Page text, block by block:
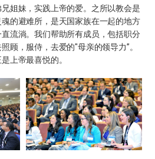
姐妹，实践上帝的爱。之所以教会是
的避难所，是天国家族在一起的地方
流淌。我们帮助所有成员，包括职分
顾，服侍，去爱的"母亲的领导力”。
上帝最喜悦的。